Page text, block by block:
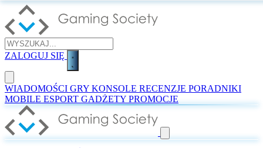
ZALOGUJ SIĘ
WIADOMOŚCI GRY KONSOLE RECENZJE PORADNIKI
MOBILE ESPORT GADŻETY PROMOCJE